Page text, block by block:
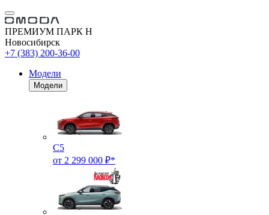
ПРЕМИУМ ПАРК Н
Новосибирск
+7 (383) 200-36-00
Модели
Модели
C5
от 2 299 000 ₽*